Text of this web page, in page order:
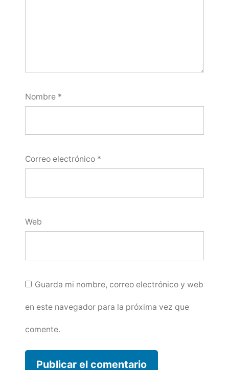
Nombre *
Correo electrónico *
Web
Guarda mi nombre, correo electrónico y web
en este navegador para la próxima vez que
comente.